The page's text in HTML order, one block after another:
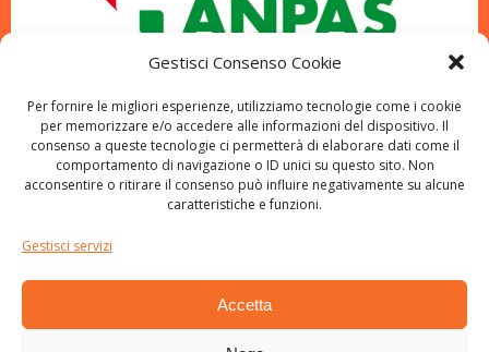
Gestisci Consenso Cookie
Per fornire le migliori esperienze, utilizziamo tecnologie come i cookie
per memorizzare e/o accedere alle informazioni del dispositivo. Il
consenso a queste tecnologie ci permetterà di elaborare dati come il
comportamento di navigazione o ID unici su questo sito. Non
acconsentire o ritirare il consenso può influire negativamente su alcune
caratteristiche e funzioni.
Gestisci servizi
Accetta